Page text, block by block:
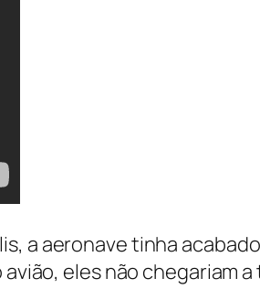
a aeronave tinha
eles não chegariam